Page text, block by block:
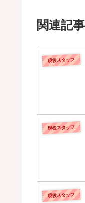
関連記事
現役スタッフ
現役スタッフ
現役スタッフ